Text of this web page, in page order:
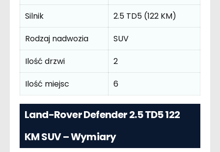
Silnik
2.5 TD5 (122 KM)
Rodzaj nadwozia
SUV
Ilość drzwi
2
Ilość miejsc
6
Land-Rover Defender 2.5 TD5 122
KM SUV – Wymiary